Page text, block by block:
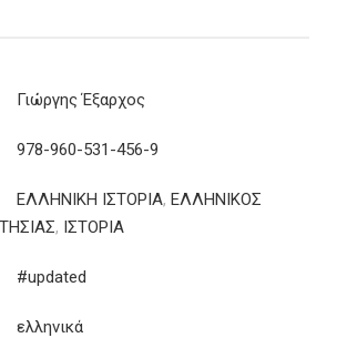
Γιώργης Έξαρχος
978-960-531-456-9
ΕΛΛΗΝΙΚΗ ΙΣΤΟΡΙΑ, ΕΛΛΗΝΙΚΟΣ
, ΙΣΤΟΡΙΑ
#updated
ελληνικά